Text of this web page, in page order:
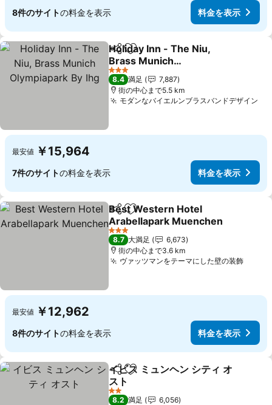
8件のサイトの料金を表示 料金を表示
シェアお気に入りに追加
Holiday Inn - The Niu,
Brass Munich
Olympiapark By Ihg
料金を表示
3 ホテルのランク
8.4 満足
7,887
街の中心まで5.5 km
モダンなバイエルンブラスバンドデザイン
最安値 ￥15,964
7件のサイトの料金を表示 料金を表示
シェアお気に入りに追加
Best Western Hotel
Arabellapark Muenchen
料金を表示
3 ホテルのランク
8.7 大満足
6,673
街の中心まで3.6 km
ヴァッツマンをテーマにした壁の装飾料金
最安値 ￥12,962
8件のサイトの料金を表示 料金を表示
シェアお気に入りに追加
イビス ミュンヘン シティ オ
スト
料金を表示
2 ホテルのランク
8.2 満足
6,056